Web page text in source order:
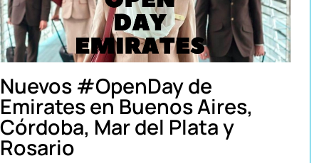
Nuevos #OpenDay de
Emirates en Buenos Aires,
Córdoba, Mar del Plata y
Rosario